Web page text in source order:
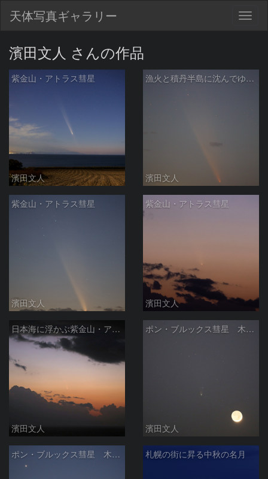
天体写真ギャラリー
濱田文人 さんの作品
紫金山・アトラス彗星
濱田文人
漁火と積丹半島に沈んでゆく紫金山・アトラス彗星
濱田文人
紫金山・アトラス彗星
濱田文人
紫金山・アトラス彗星
濱田文人
日本海に浮かぶ紫金山・アトラス彗星
濱田文人
ポン・ブルックス彗星 木星、月と共に
濱田文人
ポン・ブルックス彗星 木星、月と共に 札幌の街に昇る中秋の名月